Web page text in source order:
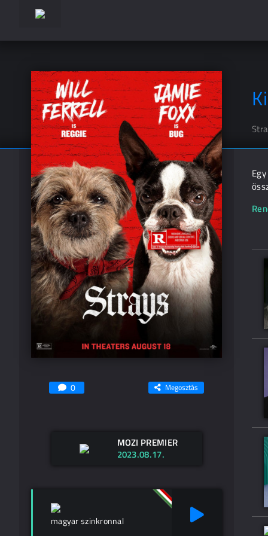
0 Megosztás
MOZI PREMIER
2023.08.17.
magyar szinkronnal